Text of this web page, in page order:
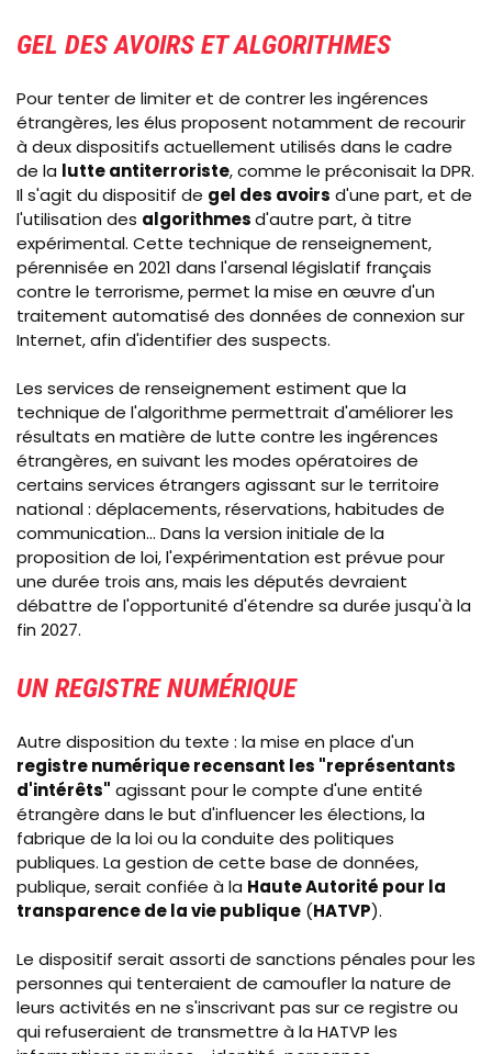
GEL DES AVOIRS ET ALGORITHMES
Pour tenter de limiter et de contrer les ingérences
étrangères, les élus proposent notamment de recourir
à deux dispositifs actuellement utilisés dans le cadre
de la lutte antiterroriste, comme le préconisait la DPR.
Il s'agit du dispositif de gel des avoirs d'une part, et de
l'utilisation des algorithmesd'autre part, à titre
expérimental. Cette technique de renseignement,
pérennisée en 2021 dans l'arsenal législatif français
contre le terrorisme, permet la mise en œuvre d'un
traitement automatisé des données de connexion sur
Internet, afin d'identifier des suspects.
Les services de renseignement estiment que la
technique de l'algorithme permettrait d'améliorer les
résultats en matière de lutte contre les ingérences
étrangères, en suivant les modes opératoires de
certains services étrangers agissant sur le territoire
national : déplacements, réservations, habitudes de
communication... Dans la version initiale de la
proposition de loi, l'expérimentation est prévue pour
une durée trois ans, mais les députés devraient
débattre de l'opportunité d'étendre sa durée jusqu'à la
fin 2027.
UN REGISTRE NUMÉRIQUE
Autre disposition du texte : la mise en place d'un
registre numérique recensant les "représentants
d'intérêts" agissant pour le compte d'une entité
étrangère dans le but d'influencer les élections, la
fabrique de la loi ou la conduite des politiques
publiques. La gestion de cette base de données,
publique, serait confiée à la Haute Autorité pour la
transparence de la vie publique (HATVP).
Le dispositif serait assorti de sanctions pénales pour les
personnes qui tenteraient de camoufler la nature de
leurs activités en ne s'inscrivant pas sur ce registre ou
qui refuseraient de transmettre à la HATVP les